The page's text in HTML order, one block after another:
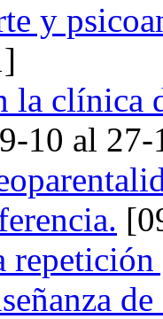
y
la clínica
10 al 27-
repetición